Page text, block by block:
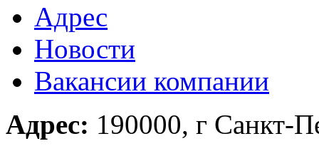
Адрес
Новости
Вакансии компании
Адрес: 190000, г Санкт-